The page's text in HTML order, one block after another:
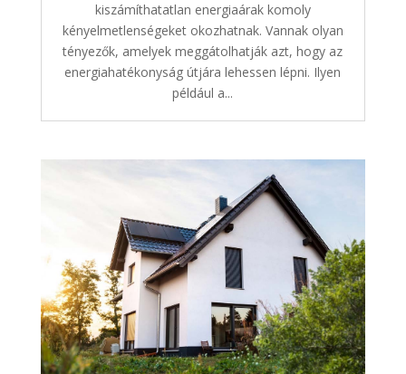
kiszámíthatatlan energiaárak komoly
kényelmetlenségeket okozhatnak. Vannak olyan
tényezők, amelyek meggátolhatják azt, hogy az
energiahatékonyság útjára lehessen lépni. Ilyen
például a...